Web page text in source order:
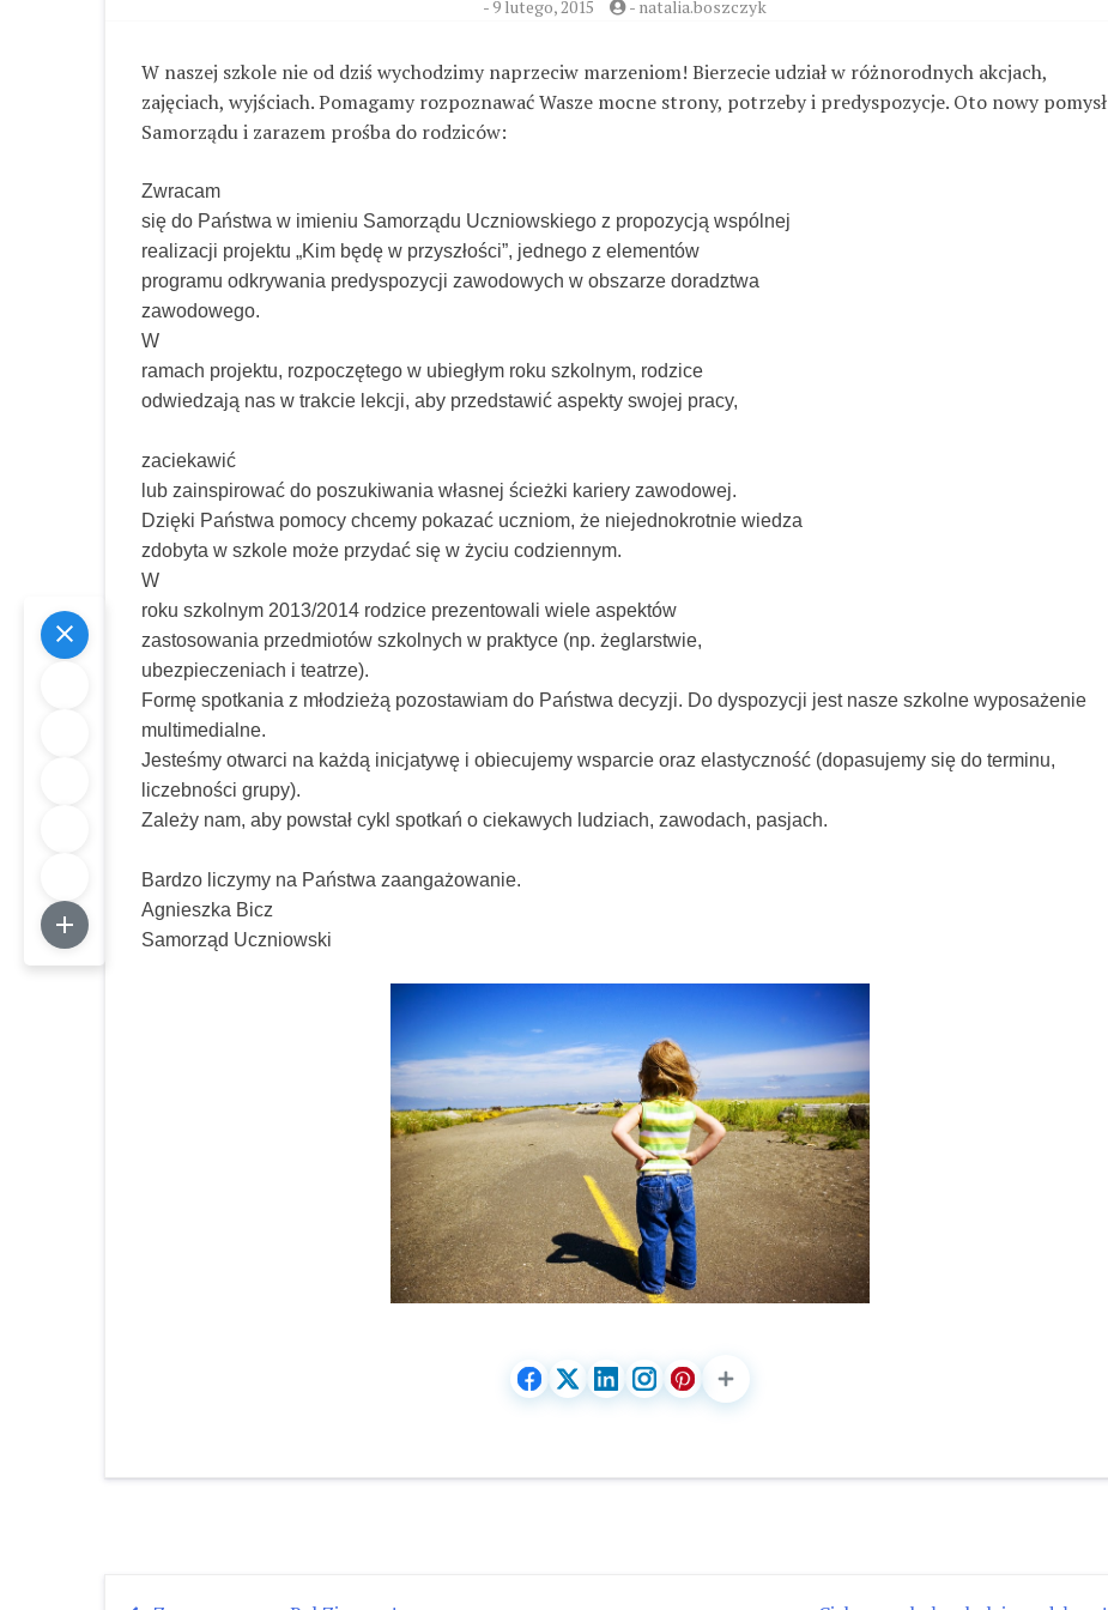
- 9 lutego, 2015 - natalia.boszczyk
W naszej szkole nie od dziś wychodzimy naprzeciw marzeniom! Bierzecie udział w różnorodnych akcjach,
zajęciach, wyjściach. Pomagamy rozpoznawać Wasze mocne strony, potrzeby i predyspozycje. Oto nowy pomysł
Samorządu i zarazem prośba do rodziców:
Zwracam
się do Państwa w imieniu Samorządu Uczniowskiego z propozycją wspólnej
realizacji projektu „Kim będę w przyszłości”, jednego z elementów
programu odkrywania predyspozycji zawodowych w obszarze doradztwa
zawodowego.
W
ramach projektu, rozpoczętego w ubiegłym roku szkolnym, rodzice
odwiedzają nas w trakcie lekcji, aby przedstawić aspekty swojej pracy,
zaciekawić
lub zainspirować do poszukiwania własnej ścieżki kariery zawodowej.
Dzięki Państwa pomocy chcemy pokazać uczniom, że niejednokrotnie wiedza
zdobyta w szkole może przydać się w życiu codziennym.
W
roku szkolnym 2013/2014 rodzice prezentowali wiele aspektów
zastosowania przedmiotów szkolnych w praktyce (np. żeglarstwie,
ubezpieczeniach i teatrze).
Formę spotkania z młodzieżą pozostawiam do Państwa decyzji. Do dyspozycji jest nasze szkolne wyposażenie
multimedialne.
Jesteśmy otwarci na każdą inicjatywę i obiecujemy wsparcie oraz elastyczność (dopasujemy się do terminu,
liczebności grupy).
Zależy nam, aby powstał cykl spotkań o ciekawych ludziach, zawodach, pasjach.
Bardzo liczymy na Państwa zaangażowanie.
Agnieszka Bicz
Samorząd Uczniowski